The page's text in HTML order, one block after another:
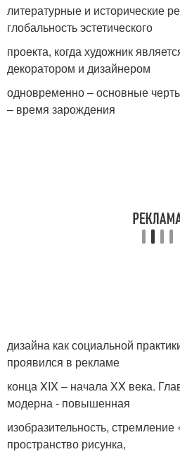
литературные и исторические
глобальность эстетического
проекта, когда художник
декоратором и дизайнером
одновременно – основные
– время зарождения
дизайна как социальной
проявился в рекламе
конца XIX – начала XX века.
модерна - повышенная
изобразительность, стремление
пространство рисунка,